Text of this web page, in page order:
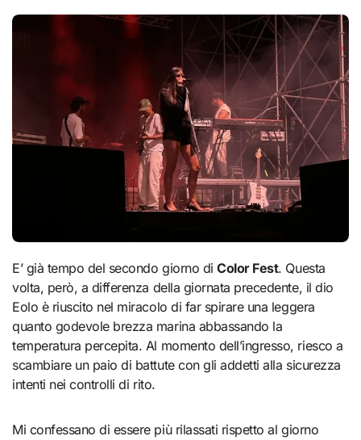
E’ già tempo del secondo giorno diColor Fest. Questa
volta, però, a differenza della giornata precedente, il dio
Eolo è riuscito nel miracolo di far spirare una leggera
quanto godevole brezza marina abbassando la
temperatura percepita. Al momento dell’ingresso, riesco a
scambiare un paio di battute con gli addetti alla sicurezza
intenti nei controlli di rito.
Mi confessano di essere più rilassati rispetto al giorno